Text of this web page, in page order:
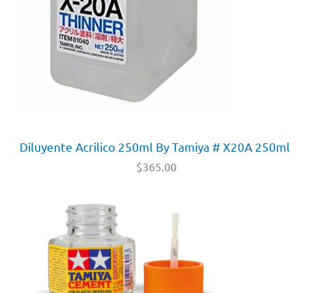
Diluyente Acrilico 250ml By Tamiya # X20A 250ml
$365.00